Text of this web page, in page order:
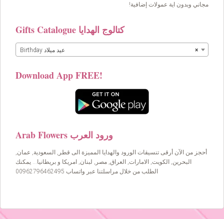
مجاني وبدون اية عمولات إضافية!
Gifts Catalogue كتالوج الهدايا
× Birthday عيد ميلاد
Download App FREE!
Arab Flowers ورود العرب
أحجز من الآن أرقى تنسيقات الورود والهدايا المميزة الى قطر, السعودية, عمان,
البحرين, الكويت, الامارات, العراق, مصر, لبنان, امريكا و بريطانيا… يمكنك
الطلب من خلال مراسلتنا عبر واتساب 00962796462495